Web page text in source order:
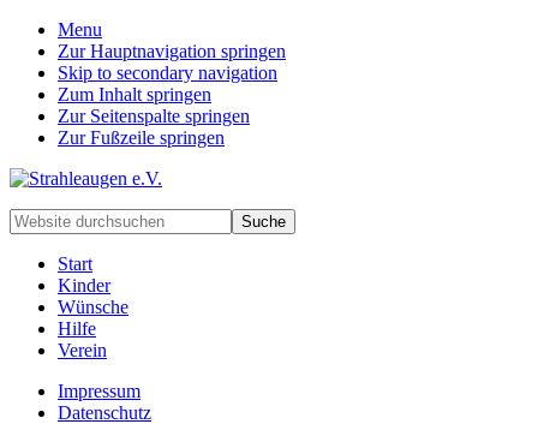
Menu
Zur Hauptnavigation springen
Skip to secondary navigation
Zum Inhalt springen
Zur Seitenspalte springen
Zur Fußzeile springen
Handarbeiten
für
besondere
Kinder
deren
Familien
Website
durchsuchen
Start
Kinder
Wünsche
Hilfe
Verein
Impressum
Datenschutz